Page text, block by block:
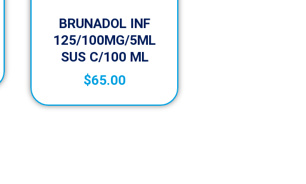
BRUNADOL INF
125/100MG/5ML
SUS C/100 ML
$65.00